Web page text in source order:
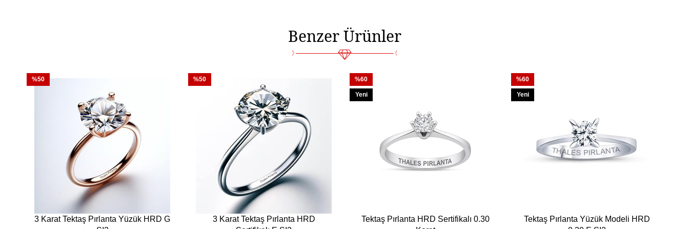
Benzer Ürünler
3 Karat Tektaş Pırlanta Yüzük HRD G
%50
3 Karat Tektaş Pırlanta HRD
%50
Tektaş Pırlanta HRD Sertifikalı 0.30
%60
Yeni
Tektaş Pırlanta Yüzük Modeli HRD
%60
Yeni